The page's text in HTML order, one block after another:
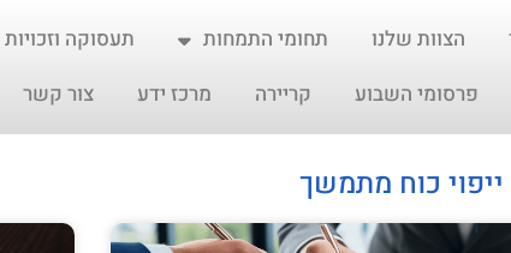
הצוות שלנו תחומי התמחות תעסוקה
פרסומי השבוע
קריירה מרכז ידע צור קשר
ייפוי כוח מתמשך